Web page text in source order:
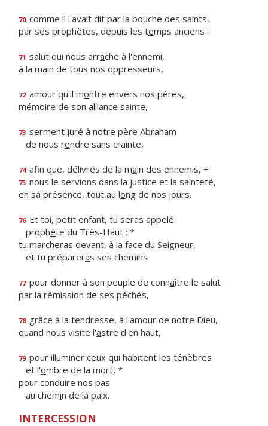
70 comme il l'avait dit par la bouche des saints,
par ses prophètes, depuis les temps anciens :
71 salut qui nous arrache à l'ennemi,
à la main de tous nos oppresseurs,
72 amour qu'il montre envers nos pères,
mémoire de son alliance sainte,
73 serment juré à notre père Abraham
de nous rendre sans crainte,
74 afin que, délivrés de la main des ennemis, +
75 nous le servions dans la justice et la sainteté,
en sa présence, tout au long de nos jours.
76 Et toi, petit enfant, tu seras appelé
prophète du Très-Haut : *
tu marcheras devant, à la face du Seigneur,
et tu prépareras ses chemins
77 pour donner à son peuple de connaître le salut
par la rémission de ses péchés,
78 grâce à la tendresse, à l'amour de notre Dieu,
quand nous visite l'astre d'en haut,
79 pour illuminer ceux qui habitent les ténèbres
et l'ombre de la mort, *
pour conduire nos pas
au chemin de la paix.
INTERCESSION